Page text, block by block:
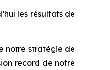
les résultats de
notre stratégie de
record de notre